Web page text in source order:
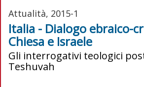
Attualità, 2015-1
Italia - Dialogo ebraico-
Chiesa e Israele
Gli interrogativi teologici
Teshuvah